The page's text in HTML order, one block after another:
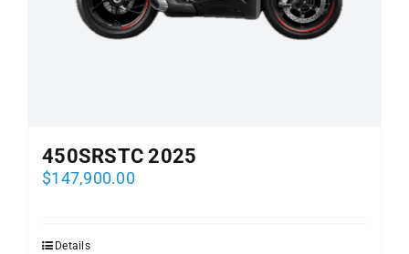
450SRSTC 2025
$147,900.00
Details